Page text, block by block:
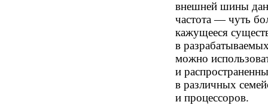
внешней шины
частота — чуть
кажущееся
в
можно
и
в различных
и процессоров.